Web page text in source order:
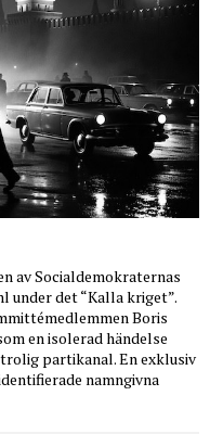
av Socialdemokraternas
under det “Kalla kriget”.
Boris
en isolerad händelse
partikanal. En exklusiv
namngivna